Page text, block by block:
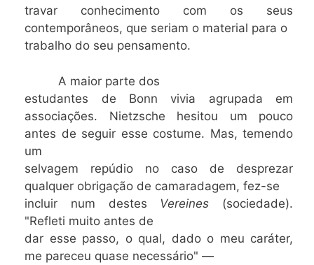
travar conhecimento com os seus
contemporâneos, que seriam o material para o
trabalho do seu pensamento.
A maior parte dos
estudantes de Bonn vivia agrupada em
associações. Nietzsche hesitou um pouco
antes de seguir esse costume. Mas, temendo
um
selvagem repúdio no caso de desprezar
qualquer obrigação de camaradagem, fez-se
incluir num destes Vereines (sociedade).
"Refleti muito antes de
dar esse passo, o qual, dado o meu caráter,
me pareceu quase necessário" —